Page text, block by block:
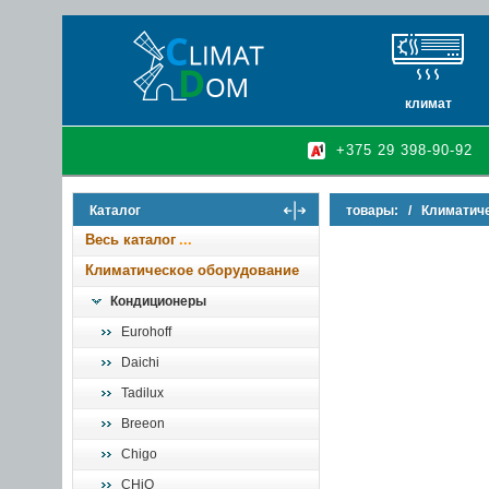
климат
кондиционеры
очистители и
осушители
+375 29 398-90-92
Каталог
Весь каталог
Климатическое оборудование
Кондиционеры
Eurohoff
Daichi
Tadilux
Breeon
Chigo
CHiQ
товары: /